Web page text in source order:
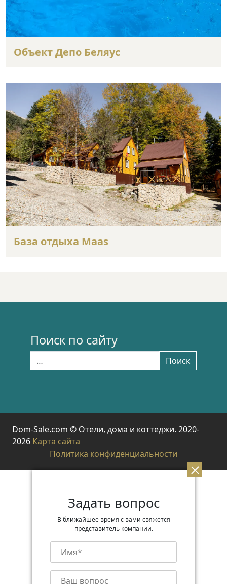
Объект Депо Беляус
База отдыха Maas
Поиск по сайту
Поиск
Dom-Sale.com © Отели, дома и коттеджи. 2020-
2026 Карта сайта
Политика конфиденциальности
Задать вопрос
В ближайшее время с вами свяжется
представитель компании.